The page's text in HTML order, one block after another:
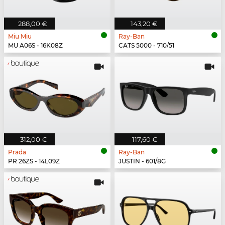
288,00 €
Miu Miu
MU A06S - 16K08Z
143,20 €
Ray-Ban
CATS 5000 - 710/51
312,00 €
Prada
PR 26ZS - 14L09Z
117,60 €
Ray-Ban
JUSTIN - 601/8G